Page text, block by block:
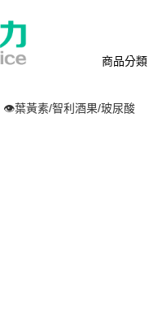
商品分類
👁️葉黃素/智利酒果/玻尿酸